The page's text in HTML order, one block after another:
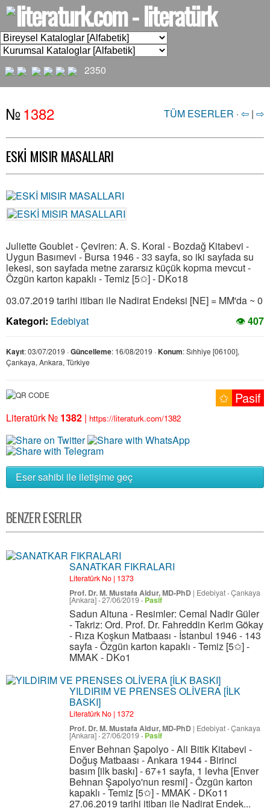
2350
№1382 TÜM ESERLER · ⇦ | ⇨
ESKİ MISIR MASALLARI
Juliette Goublet - Çeviren: A. S. Koral - Bozdağ Kitabevi -
Uygun Basımevi - Bursa 1946 - 33 sayfa, so iki sayfada su
lekesi, son sayfada metne zararsız küçük kopma mevcut -
Özgün karton kapaklı - Temiz [5✩] - DKo18
03.07.2019 tarihi itibarı ile Nadirat Endeksi [NE] = MM'da ~ 0
Kategori: Edebiyat 👁407
Kayıt: 03/07/2019 ·Güncelleme: 16/08/2019 ·Konum: Sıhhiye [06100],
Çankaya, Ankara, Türkiye
Pasif
✩
Literatürk № 1382 | https://literaturk.com/1382
Eser sahibi ile iletişime geç
BENZER ESERLER
SANATKAR FIKRALARI
Literatürk No | 1373
Prof. Dr. M. Mustafa Aldur, MD-PhD | Edebiyat ·Çankaya
[Ankara] ·27/06/2019 · Pasif
Sadun Altuna - Resimler: Cemal Nadir Güler
- Takriz: Ord. Prof. Dr. Fahreddin Kerim Gökay
- Rıza Koşkun Matbaası - İstanbul 1946 - 143
sayfa - Özgün karton kapaklı - Temiz [5✩] -
MMAK - DKo1
YILDIRIM VE PRENSES OLİVERA [İLK
BASKI]
Literatürk No | 1372
Prof. Dr. M. Mustafa Aldur, MD-PhD | Edebiyat ·Çankaya
[Ankara] ·27/06/2019 · Pasif
Enver Behnan Şapolyo - Ali Bitik Kitabevi -
Doğuş Matbaası - Ankara 1944 - Birinci
basım [ilk baskı] - 67+1 sayfa, 1 levha [Enver
Behnan Şapolyo'nun resmi] - Özgün karton
kapaklı - Temiz [5✩] - MMAK - DKo11
27.06.2019 tarihi itibarı ile Nadirat Endek...